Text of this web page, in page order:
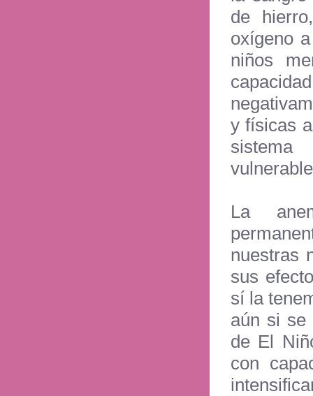
de
oxígeno
niños
y físicas
La
nuestras
sus
sí la
aún si se
de El
con